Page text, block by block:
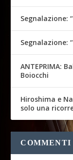
Segnalazione:
Segnalazione:
ANTEPRIMA:
Boiocchi
Hiroshima e
solo una
COMMENTI